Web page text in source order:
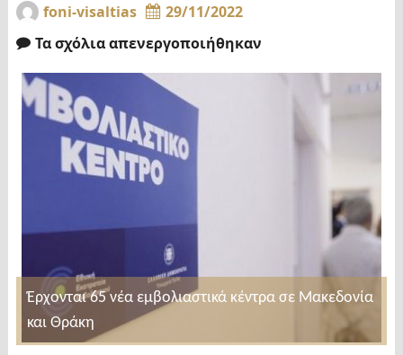
foni-visaltias
29/11/2022
Τα σχόλια απενεργοποιήθηκαν
Έρχονται 65 νέα εμβολιαστικά κέντρα σε Μακεδονία
και Θράκη